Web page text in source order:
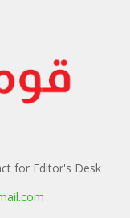
for Editor's Desk